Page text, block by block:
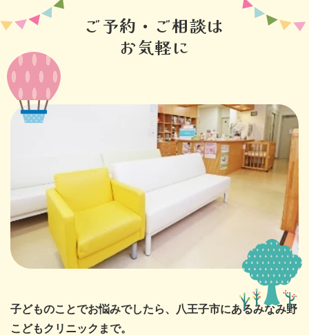
ご予約・ご相談は
お気軽に
子どものことでお悩みでしたら、八王子市にあるみなみ野
こどもクリニックまで。